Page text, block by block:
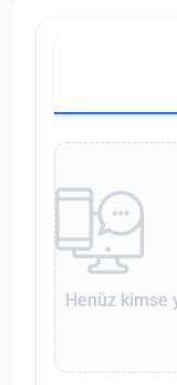
Henüz kimse